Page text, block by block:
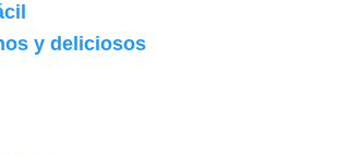
y deliciosos